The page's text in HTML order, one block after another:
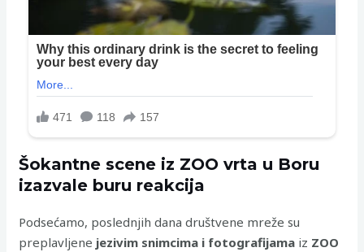
Šokantne scene iz ZOO vrta u Boru
izazvale buru reakcija
Podsećamo, poslednjih dana društvene mreže su
preplavljene jezivim snimcima i fotografijama iz ZOO